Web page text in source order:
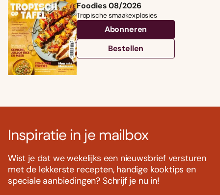
Foodies 08/2026
Tropische smaakexplosies
Abonneren
Bestellen
Inspiratie in je mailbox
Wist je dat we wekelijks een nieuwsbrief versturen
met de lekkerste recepten, handige kooktips en
speciale aanbiedingen? Schrijf je nu in!